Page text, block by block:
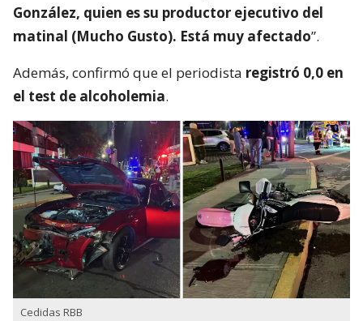
González, quien es su productor ejecutivo del
matinal (Mucho Gusto). Está muy afectado”.
Además, confirmó que el periodista registró 0,0 en
el test de alcoholemia.
Cedidas RBB